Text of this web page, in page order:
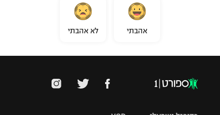
אהבתי לא אהבתי